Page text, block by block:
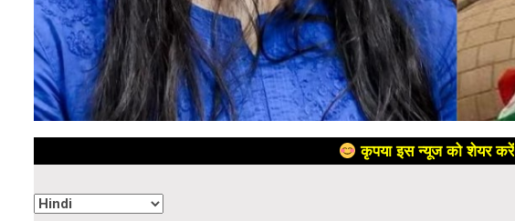
कृपया इस न्यूज को शेयर करें